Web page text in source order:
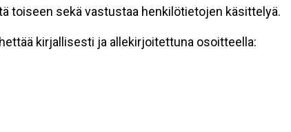
toiseen sekä vastustaa henkilötietojen käsittelyä.
kirjallisesti ja allekirjoitettuna osoitteella: